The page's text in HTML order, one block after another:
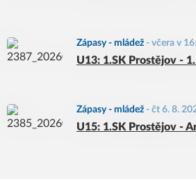
Zápasy - mládež - včera v
U13: 1.SK Prostějov -
Zápasy - mládež - čt 6. 8.
U15: 1.SK Prostějov -